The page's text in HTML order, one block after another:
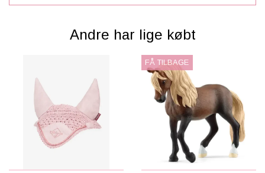
hopper, som kan føres tilbage til ca. 1671. Hopperne blev
kaldt Tigerhestene på grund af deres usædvanlige plettede
skind. Under avlsarbejdet lykkedes det ikke at bibeholde
pletterne og avlen gik i stå. Senere købte en slagtermester
Flæbe en hoppe af en spansk adjudant, som var
udstationeret i Danmark under Napoleonskrigene. Herefter
lykkedes det at få det plettede udseende tilbage til
knabstrupperen, det udseende som vi ser den dag idag.
Den første rene P.R.E. hingst kom til Danmark i 1994. Året
efter fulgte endnu en hingst og en hoppe. Siden er der
Andre har lige købt
FÅ TILBAGE